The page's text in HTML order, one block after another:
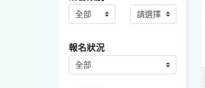
研習類別主 研習類別副
報名狀況